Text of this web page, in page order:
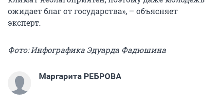
ожидает благ от государства», – объясняет
эксперт.
Фото: Инфографика Эдуарда Фадюшина
Маргарита РЕБРОВА